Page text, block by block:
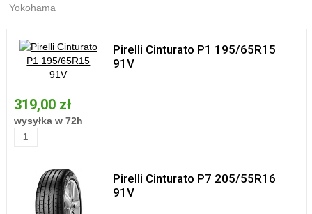
Yokohama
Pirelli Cinturato P1 195/65R15
91V
319,00 zł
wysyłka w 72h
Pirelli Cinturato P7 205/55R16
91V